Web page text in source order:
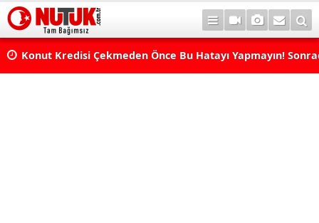
Konut Kredisi Çekmeden Önce Bu Hatayı Yapmayın!